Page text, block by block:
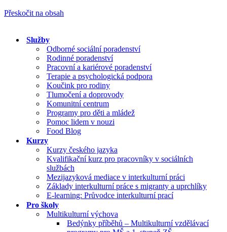
Přeskočit na obsah
Služby
Odborné sociální poradenství
Rodinné poradenství
Pracovní a kariérové poradenství
Terapie a psychologická podpora
Koučink pro rodiny
Tlumočení a doprovody
Komunitní centrum
Programy pro děti a mládež
Pomoc lidem v nouzi
Food Blog
Kurzy
Kurzy českého jazyka
Kvalifikační kurz pro pracovníky v sociálních
službách
Mezijazyková mediace v interkulturní práci
Základy interkulturní práce s migranty a uprchlíky
E-learning: Průvodce interkulturní prací
Pro školy
Multikulturní výchova
Bedýnky příběhů – Multikulturní vzdělávací